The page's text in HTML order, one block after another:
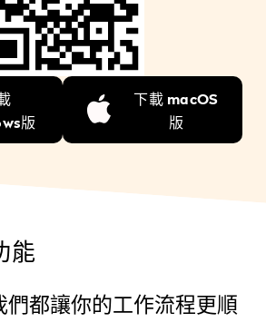
版
下載 macOS
版
能
們都讓你的工作流程更順